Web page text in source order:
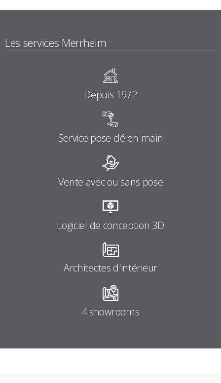
Les services Merrheim
Depuis 1972
Service pose clé en main
Vente avec ou sans pose
Logiciel de conception 3D
Architectes d'intérieur
4 showrooms